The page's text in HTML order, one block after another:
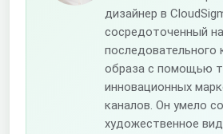
дизайнер в
сосредоточенный
последовательного
образа с помощью
инновационных
каналов. Он умело
художественное